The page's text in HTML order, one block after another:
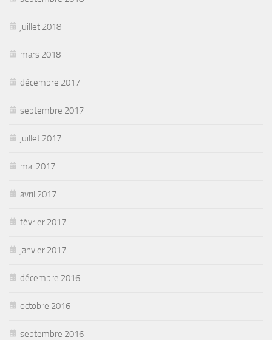
juillet 2018
mars 2018
décembre 2017
septembre 2017
juillet 2017
mai 2017
avril 2017
février 2017
janvier 2017
décembre 2016
octobre 2016
septembre 2016